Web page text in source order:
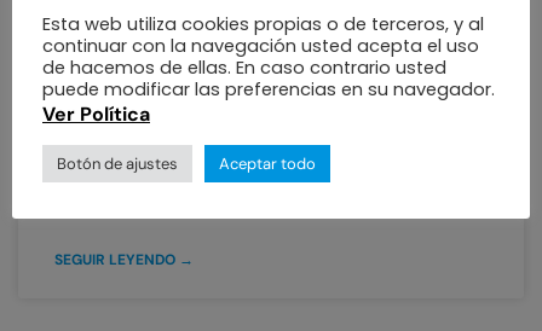
Importancia y Precauciones
para Proteger Tus Ojos
El próximo sábado 14 de octubre, los cielos de
Colombia nos brindarán un espectáculo celestial
extraordinario: un eclipse solar. Este fenómeno,
SEGUIR LEYENDO →
Esta web utiliza cookies propias o de terceros, y al
continuar con la navegación usted acepta el uso
de hacemos de ellas. En caso contrario usted
puede modificar las preferencias en su navegador.
Ver Política
Botón de ajustes Aceptar todo